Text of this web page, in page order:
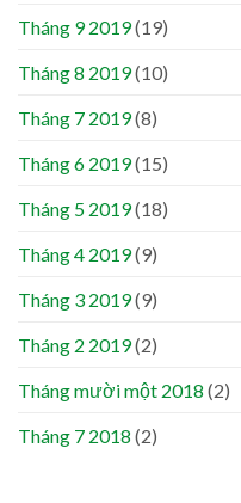
Tháng 9 2019(19)
Tháng 8 2019(10)
Tháng 7 2019(8)
Tháng 6 2019(15)
Tháng 5 2019(18)
Tháng 4 2019(9)
Tháng 3 2019(9)
Tháng 2 2019(2)
Tháng mười một 2018 (2)
Tháng 7 2018 (2)